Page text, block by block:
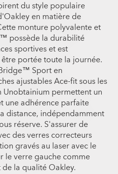
du style populaire
en matière de
monture polyvalente et
possède la durabilité
sportives et est
portée toute la journée.
Sport en
ajustables Ace-fit sous les
Unobtainium permettent un
une adhérence parfaite
distance, indépendamment
réserve. S'assurer de
des verres correcteurs
gravés au laser avec le
le verre gauche comme
la qualité Oakley.